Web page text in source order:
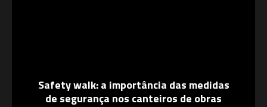
Safety walk: a importância das medidas
de segurança nos canteiros de obras